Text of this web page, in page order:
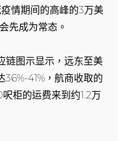
情期间的高峰的3万美
先成为常态。
链图示显示，远东至美
41%，航商收取的
柜的运费来到约1.2万